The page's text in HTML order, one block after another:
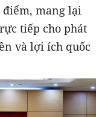
điểm, mang lại
tiếp cho phát
và lợi ích quốc